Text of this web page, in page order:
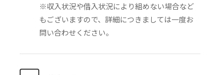
※収入状況や借入状況により組めない場合など
もございますので、詳細につきましては一度お
問い合わせください。